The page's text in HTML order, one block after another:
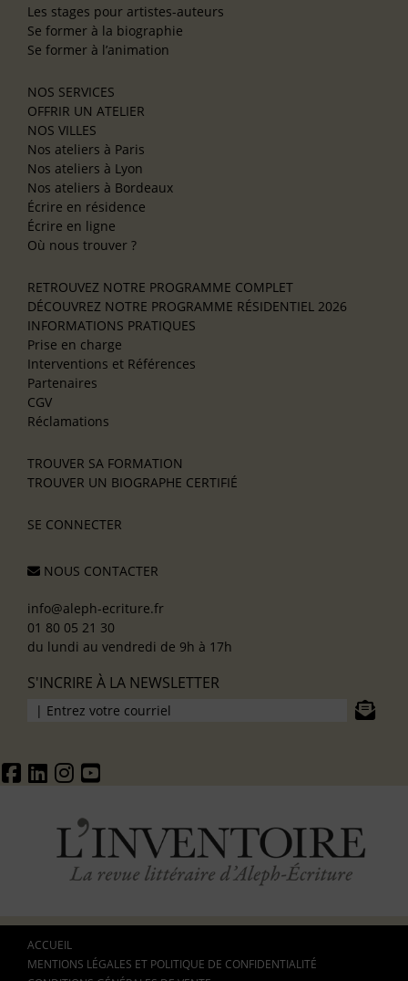
Les stages pour artistes-auteurs
Se former à la biographie
Se former à l’animation
NOS SERVICES
OFFRIR UN ATELIER
NOS VILLES
Nos ateliers à Paris
Nos ateliers à Lyon
Nos ateliers à Bordeaux
Écrire en résidence
Écrire en ligne
Où nous trouver ?
RETROUVEZ NOTRE PROGRAMME COMPLET
DÉCOUVREZ NOTRE PROGRAMME RÉSIDENTIEL 2026
INFORMATIONS PRATIQUES
Prise en charge
Interventions et Références
Partenaires
CGV
Réclamations
TROUVER SA FORMATION
TROUVER UN BIOGRAPHE CERTIFIÉ
SE CONNECTER
NOUS CONTACTER
info@aleph-ecriture.fr
01 80 05 21 30
du lundi au vendredi de 9h à 17h
S'INCRIRE À LA NEWSLETTER
ACCUEIL
MENTIONS LÉGALES ET POLITIQUE DE CONFIDENTIALITÉ